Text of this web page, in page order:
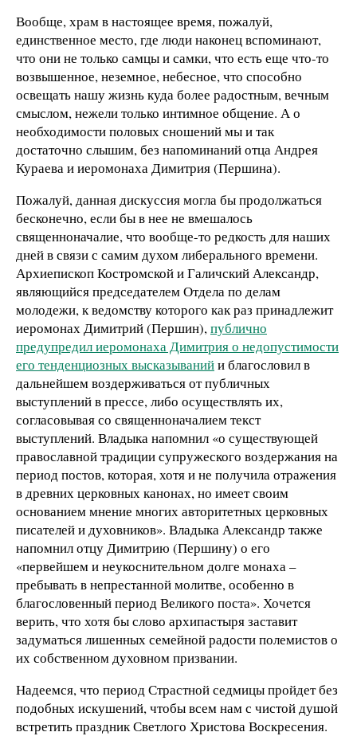
Вообще, храм в настоящее время, пожалуй,
единственное место, где люди наконец вспоминают,
что они не только самцы и самки, что есть еще что-то
возвышенное, неземное, небесное, что способно
освещать нашу жизнь куда более радостным, вечным
смыслом, нежели только интимное общение. А о
необходимости половых сношений мы и так
достаточно слышим, без напоминаний отца Андрея
Кураева и иеромонаха Димитрия (Першина).
Пожалуй, данная дискуссия могла бы продолжаться
бесконечно, если бы в нее не вмешалось
священноначалие, что вообще-то редкость для наших
дней в связи с самим духом либерального времени.
Архиепископ Костромской и Галичский Александр,
являющийся председателем Отдела по делам
молодежи, к ведомству которого как раз принадлежит
иеромонах Димитрий (Першин),публично
предупредил иеромонаха Димитрия о недопустимости
его тенденциозных высказыванийи благословил в
дальнейшем воздерживаться от публичных
выступлений в прессе, либо осуществлять их,
согласовывая со священноначалием текст
выступлений. Владыка напомнил «о существующей
православной традиции супружеского воздержания на
период постов, которая, хотя и не получила отражения
в древних церковных канонах, но имеет своим
основанием мнение многих авторитетных церковных
писателей и духовников». Владыка Александр также
напомнил отцу Димитрию (Першину) о его
«первейшем и неукоснительном долге монаха –
пребывать в непрестанной молитве, особенно в
благословенный период Великого поста». Хочется
верить, что хотя бы слово архипастыря заставит
задуматься лишенных семейной радости полемистов о
их собственном духовном призвании.
Надеемся, что период Страстной седмицы пройдет без
подобных искушений, чтобы всем нам с чистой душой
встретить праздник Светлого Христова Воскресения.